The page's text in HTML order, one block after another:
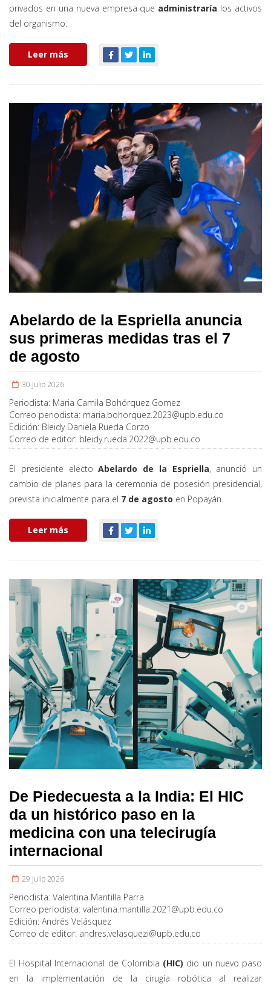
privados en una nueva empresa que administraría los activos
del organismo.
Leer más
Abelardo de la Espriella anuncia
sus primeras medidas tras el 7
de agosto
30 Julio 2026
Periodista: Maria Camila Bohórquez Gomez
Correo periodista: maria.bohorquez.2023@upb.edu.co
Edición: Bleidy Daniela Rueda Corzo
Correo de editor: bleidy.rueda.2022@upb.edu.co
El presidente electoAbelardo de la Espriella, anunció un
cambio de planes para la ceremonia de posesión presidencial,
prevista inicialmente para el 7 de agosto en Popayán.
Leer más
De Piedecuesta a la India: El HIC
da un histórico paso en la
medicina con una telecirugía
internacional
29 Julio 2026
Periodista: Valentina Mantilla Parra
Correo periodista: valentina.mantilla.2021@upb.edu.co
Edición: Andrés Velásquez
Correo de editor: andres.velasquezi@upb.edu.co
El Hospital Internacional de Colombia (HIC) dio un nuevo paso
en la implementación de la cirugía robótica al realizar